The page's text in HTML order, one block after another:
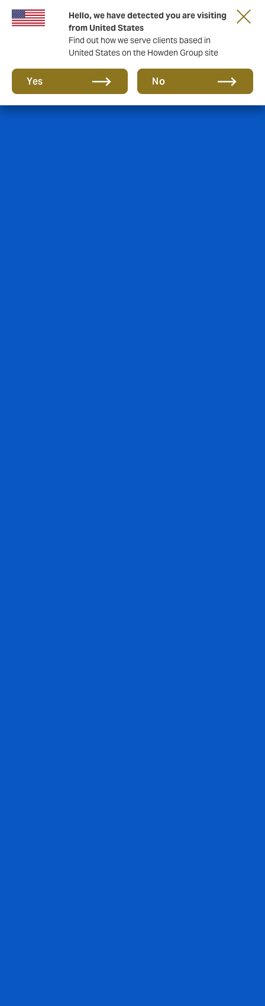
Hello, we have detected you are visiting
from United States
Find out how we serve clients based in
United States on the Howden Group site
Yes No
Tärkeää asiaa sinulle taloyhtiön hallituksen
jäsen!